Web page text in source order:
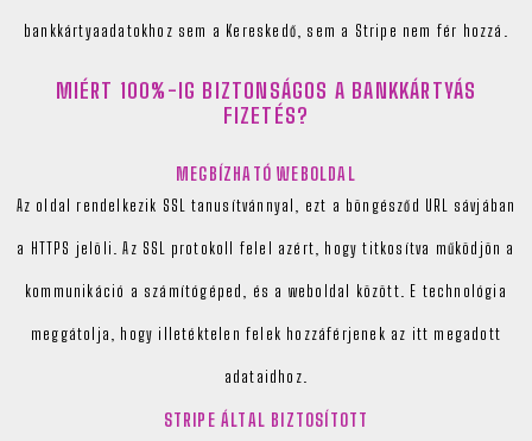
bankkártyaadatokhoz sem a Kereskedő, sem a Stripe nem fér hozzá.
MIÉRT 100%-IG BIZTONSÁGOS A BANKKÁRTYÁS
FIZETÉS?
MEGBÍZHATÓ WEBOLDAL
Az oldal rendelkezik SSL tanusítvánnyal, ezt a böngésződ URL sávjában
a HTTPS jelöli. Az SSL protokoll felel azért, hogy titkosítva működjön a
kommunikáció a számítógéped, és a weboldal között. E technológia
meggátolja, hogy illetéktelen felek hozzáférjenek az itt megadott
adataidhoz.
STRIPE ÁLTAL BIZTOSÍTOTT